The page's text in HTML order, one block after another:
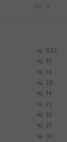
3
652
19
14
28
14
22
16
21
32